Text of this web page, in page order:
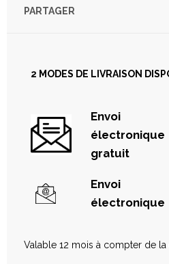
PARTAGER
2 MODES DE LIVRAISON
Envoi
électronique
gratuit
Envoi
électronique
Valable 12 mois à compter de la